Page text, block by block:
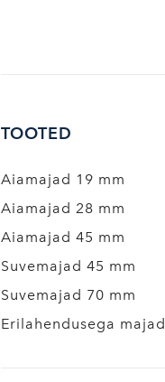
TOOTED
Aiamajad 19 mm
Aiamajad 28 mm
Aiamajad 45 mm
Suvemajad 45 mm
Suvemajad 70 mm
Erilahendusega majad